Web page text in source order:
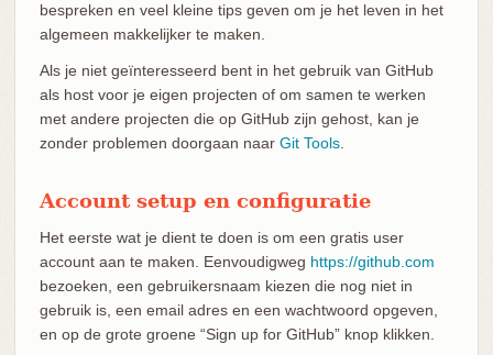
bespreken en veel kleine tips geven om je het leven in het
algemeen makkelijker te maken.
Als je niet geïnteresseerd bent in het gebruik van GitHub
als host voor je eigen projecten of om samen te werken
met andere projecten die op GitHub zijn gehost, kan je
zonder problemen doorgaan naar Git Tools.
Account setup en configuratie
Het eerste wat je dient te doen is om een gratis user
account aan te maken. Eenvoudigweg https://github.com
bezoeken, een gebruikersnaam kiezen die nog niet in
gebruik is, een email adres en een wachtwoord opgeven,
en op de grote groene “Sign up for GitHub” knop klikken.